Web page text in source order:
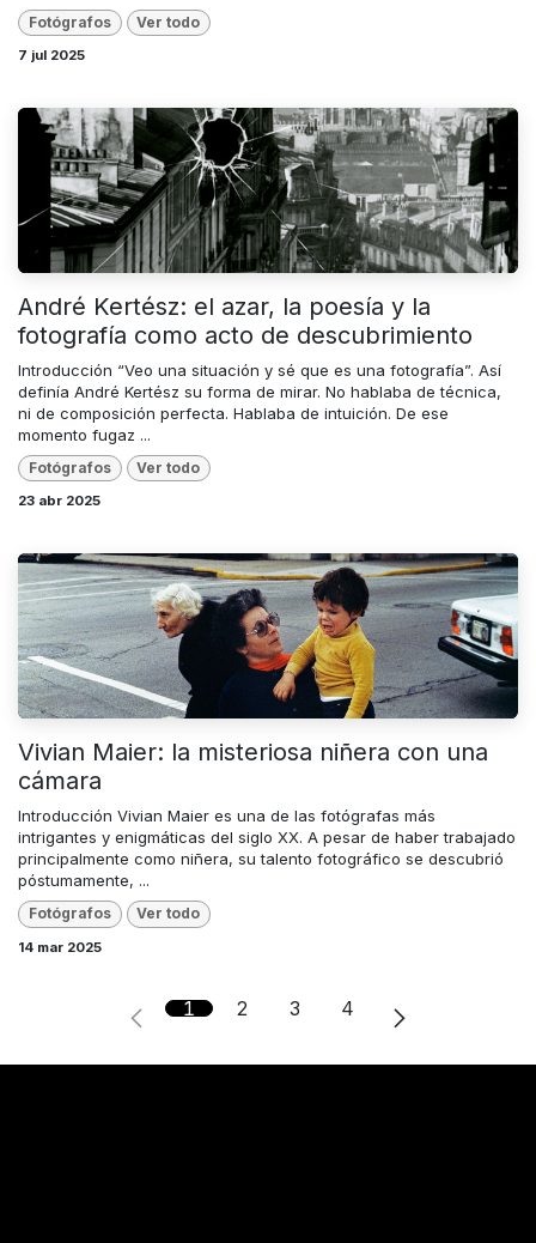
Fotógrafos Ver todo
7 jul 2025
André Kertész: el azar, la poesía y la
fotografía como acto de descubrimiento
Introducción “Veo una situación y sé que es una fotografía”. Así
definía André Kertész su forma de mirar. No hablaba de técnica,
ni de composición perfecta. Hablaba de intuición. De ese
momento fugaz ...
Fotógrafos Ver todo
23 abr 2025
Vivian Maier: la misteriosa niñera con una
cámara
Introducción Vivian Maier es una de las fotógrafas más
intrigantes y enigmáticas del siglo XX. A pesar de haber trabajado
principalmente como niñera, su talento fotográfico se descubrió
póstumamente, ...
Fotógrafos Ver todo
14 mar 2025
1 2 3 4